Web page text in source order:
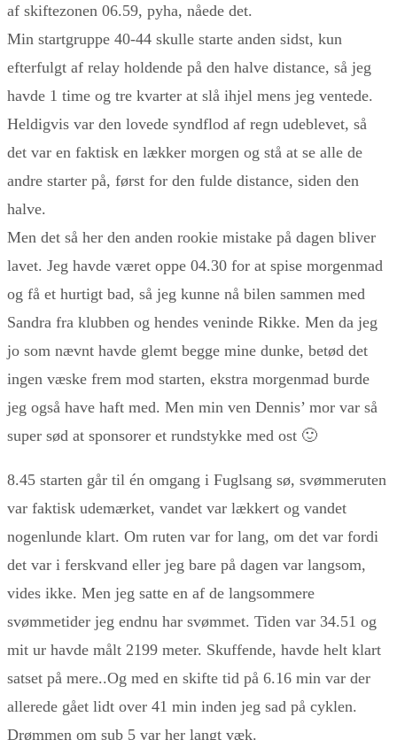
af skiftezonen 06.59, pyha, nåede det.
Min startgruppe 40-44 skulle starte anden sidst, kun
efterfulgt af relay holdende på den halve distance, så jeg
havde 1 time og tre kvarter at slå ihjel mens jeg ventede.
Heldigvis var den lovede syndflod af regn udeblevet, så
det var en faktisk en lækker morgen og stå at se alle de
andre starter på, først for den fulde distance, siden den
halve.
Men det så her den anden rookie mistake på dagen bliver
lavet. Jeg havde været oppe 04.30 for at spise morgenmad
og få et hurtigt bad, så jeg kunne nå bilen sammen med
Sandra fra klubben og hendes veninde Rikke. Men da jeg
jo som nævnt havde glemt begge mine dunke, betød det
ingen væske frem mod starten, ekstra morgenmad burde
jeg også have haft med. Men min ven Dennis’ mor var så
super sød at sponsorer et rundstykke med ost 🙂
8.45 starten går til én omgang i Fuglsang sø, svømmeruten
var faktisk udemærket, vandet var lækkert og vandet
nogenlunde klart. Om ruten var for lang, om det var fordi
det var i ferskvand eller jeg bare på dagen var langsom,
vides ikke. Men jeg satte en af de langsommere
svømmetider jeg endnu har svømmet. Tiden var 34.51 og
mit ur havde målt 2199 meter. Skuffende, havde helt klart
satset på mere..Og med en skifte tid på 6.16 min var der
allerede gået lidt over 41 min inden jeg sad på cyklen.
Drømmen om sub 5 var her langt væk.